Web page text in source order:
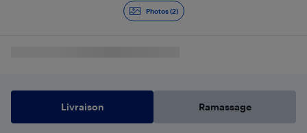
Photos (2)
Livraison Ramassage